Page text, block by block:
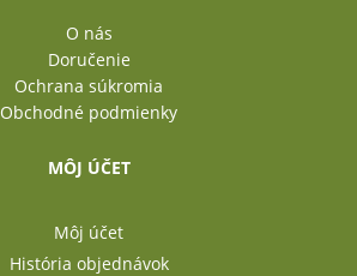
O nás
Doručenie
Ochrana súkromia
Obchodné podmienky
MÔJ ÚČET
Môj účet
História objednávok